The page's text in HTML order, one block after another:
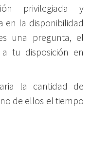
privilegiada y
en la disponibilidad
una pregunta, el
tu disposición en
la cantidad de
de ellos el tiempo